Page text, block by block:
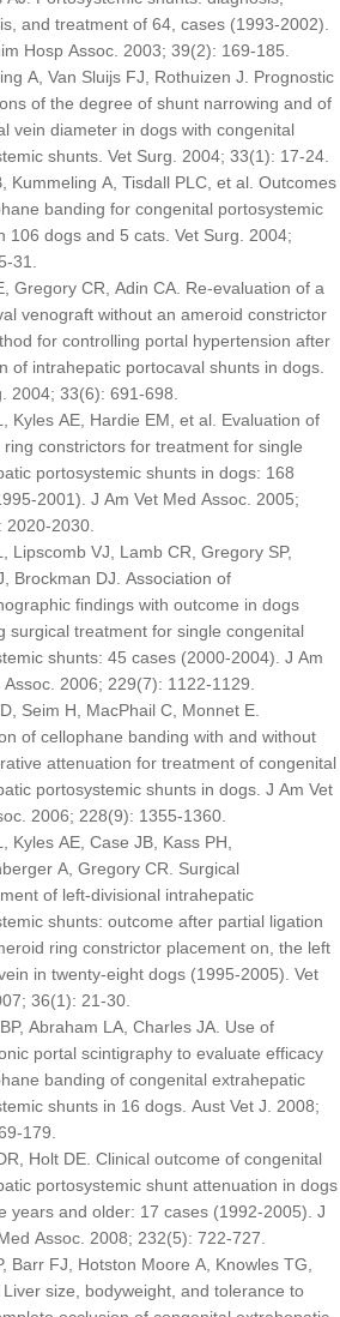
and treatment of 64, cases (1993-2002).
Hosp Assoc. 2003; 39(2): 169-185.
A, Van Sluijs FJ, Rothuizen J. Prognostic
of the degree of shunt narrowing and of
vein diameter in dogs with congenital
shunts. Vet Surg. 2004; 33(1): 17-24.
Kummeling A, Tisdall PLC, et al. Outcomes
banding for congenital portosystemic
106 dogs and 5 cats. Vet Surg. 2004;
31.
Gregory CR, Adin CA. Re-evaluation of a
venograft without an ameroid constrictor
for controlling portal hypertension after
of intrahepatic portocaval shunts in dogs.
2004; 33(6): 691-698.
Kyles AE, Hardie EM, et al. Evaluation of
ring constrictors for treatment for single
portosystemic shunts in dogs: 168
2001). J Am Vet Med Assoc. 2005;
2020-2030.
Lipscomb VJ, Lamb CR, Gregory SP,
Brockman DJ. Association of
findings with outcome in dogs
surgical treatment for single congenital
shunts: 45 cases (2000-2004). J Am
Assoc. 2006; 229(7): 1122-1129.
Seim H, MacPhail C, Monnet E.
of cellophane banding with and without
attenuation for treatment of congenital
portosystemic shunts in dogs. J Am Vet
2006; 228(9): 1355-1360.
Kyles AE, Case JB, Kass PH,
A, Gregory CR. Surgical
of left-divisional intrahepatic
shunts: outcome after partial ligation
ring constrictor placement on, the left
in twenty-eight dogs (1995-2005). Vet
36(1): 21-30.
Abraham LA, Charles JA. Use of
portal scintigraphy to evaluate efficacy
banding of congenital extrahepatic
shunts in 16 dogs. Aust Vet J. 2008;
179.
Holt DE. Clinical outcome of congenital
portosystemic shunt attenuation in dogs
years and older: 17 cases (1992-2005). J
Assoc. 2008; 232(5): 722-727.
Barr FJ, Hotston Moore A, Knowles TG,
Liver size, bodyweight, and tolerance to